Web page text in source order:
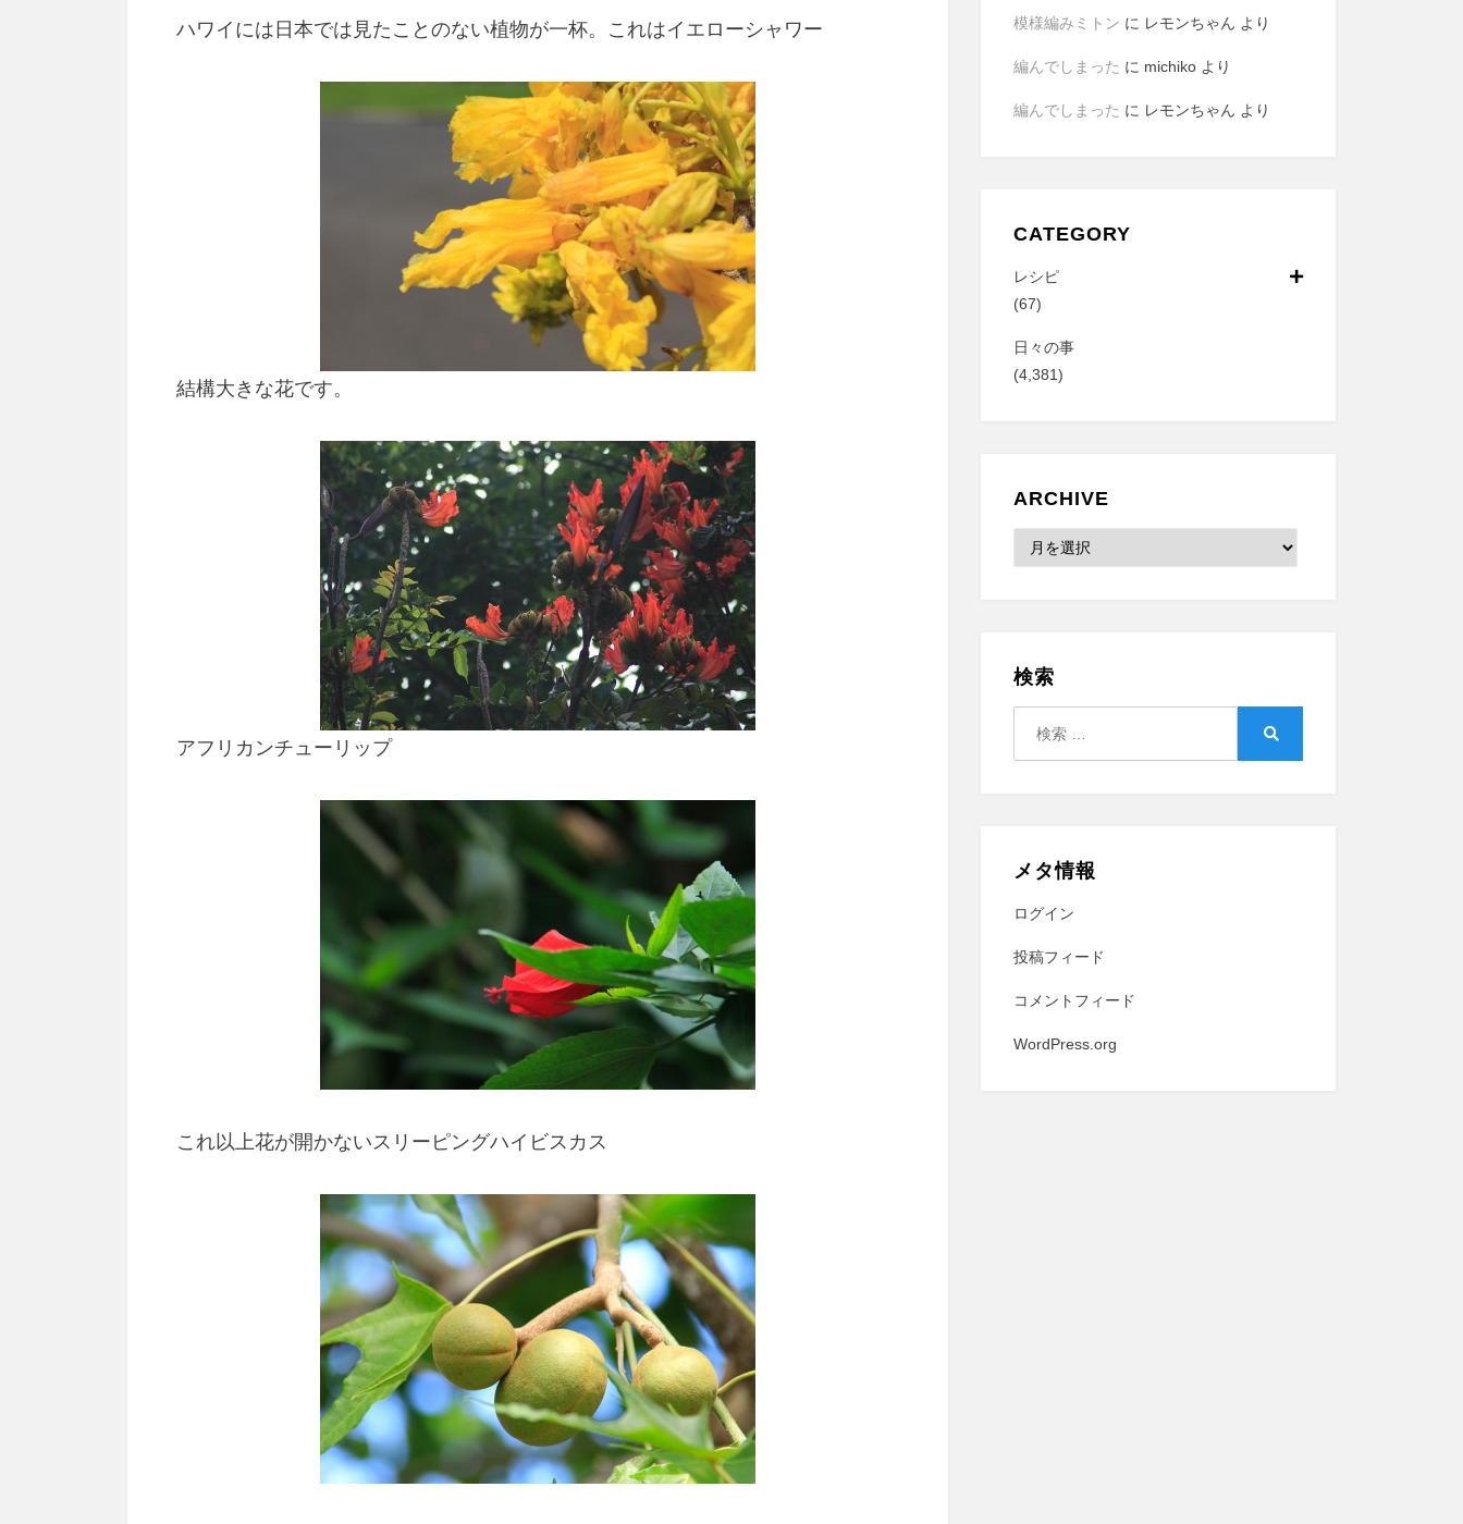
ハワイには日本では見たことのない植物が一杯。これはイエローシャワー
結構大きな花です。
アフリカンチューリップ
これ以上花が開かないスリーピングハイビスカス
模様編みミトン に レモンちゃん より
編んでしまった に michikoより
編んでしまった に レモンちゃん より
CATEGORY
レシピ
(67)
日々の事
(4,381)
ARCHIVE
Archive
検索
メタ情報
ログイン
投稿フィード
コメントフィード
WordPress.org